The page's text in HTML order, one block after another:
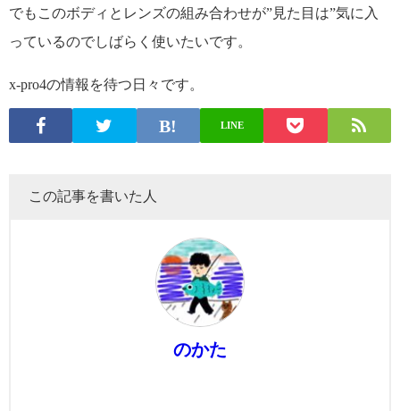
でもこのボディとレンズの組み合わせが”見た目は”気に入
っているのでしばらく使いたいです。
x-pro4の情報を待つ日々です。
LINE
この記事を書いた人
のかた